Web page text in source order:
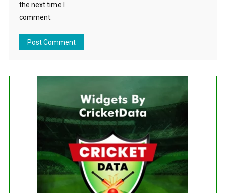
the next time I
comment.
No live matches found.
See recent results
See fixtures